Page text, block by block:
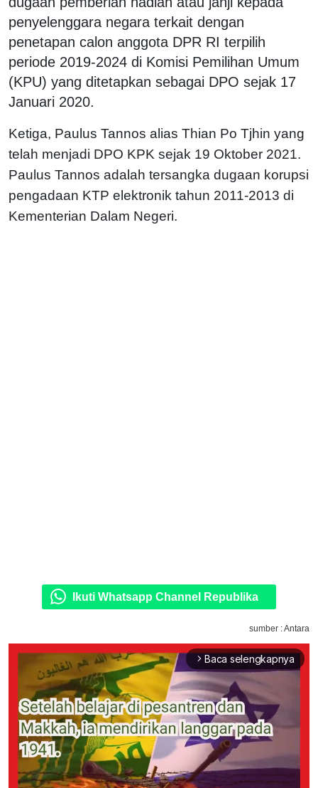
penyelenggara negara terkait dengan
penetapan calon anggota DPR RI terpilih
periode 2019-2024 di Komisi Pemilihan Umum
(KPU) yang ditetapkan sebagai DPO sejak 17
Januari 2020.
Ketiga, Paulus Tannos alias Thian Po Tjhin yang
telah menjadi DPO KPK sejak 19 Oktober 2021.
Paulus Tannos adalah tersangka dugaan korupsi
pengadaan KTP elektronik tahun 2011-2013 di
Kementerian Dalam Negeri.
Ikuti Whatsapp Channel Republika
sumber : Antara
arrow_forward_ios Baca selengkapnya